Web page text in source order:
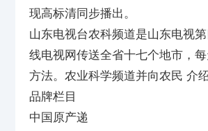
现高标清同步播出。
山东电视台农科频道是山东电视
线电视网传送全省十七个地市，
方法。农业科学频道并向农民 介
品牌栏目
中国原产递